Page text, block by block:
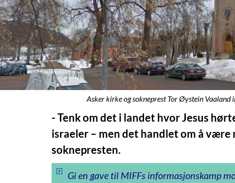
Asker kirke og sokneprest Tor Øystein Vaaland
- Tenk om det i landet hvor Jesus
israeler – men det handlet om å være
soknepresten.
Gi en gave til MIFFs informasjonskamp